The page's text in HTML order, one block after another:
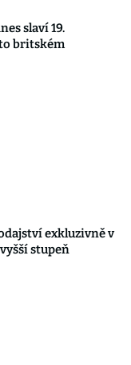
slaví 19.
britském
exkluzivně v
stupeň